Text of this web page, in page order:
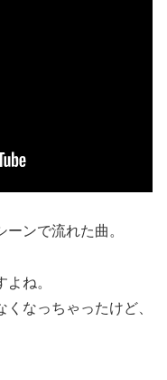
ンで流れた曲。
ね。
なっちゃったけど、